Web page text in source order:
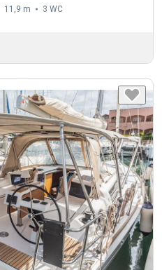
11,9 m 3 WC